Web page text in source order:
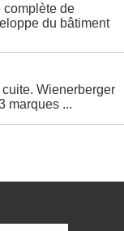
complète de
du bâtiment
Wienerberger
marques ...